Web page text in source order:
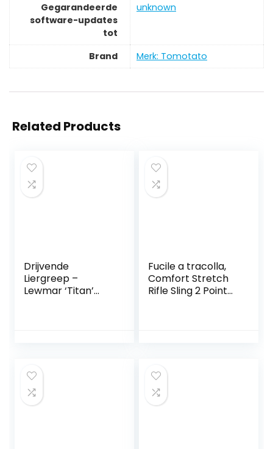
Gegarandeerde
software-updates
tot
‎unknown
Brand Merk: Tomotato
Related Products
Drijvende
Liergreep –
Lewmar ‘Titan’
Fucile a tracolla,
Comfort Stretch
Rifle Sling 2 Point
Caccia
Shooting(nero)